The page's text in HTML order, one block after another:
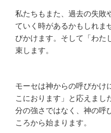
私たちもまた、過去の失敗
ていく時があるかもしれま
びかけます。そして「わた
束します。
モーセは神からの呼びかけ
こにおります」と応えまし
分の強さではなく、神の呼
ころから始まります。